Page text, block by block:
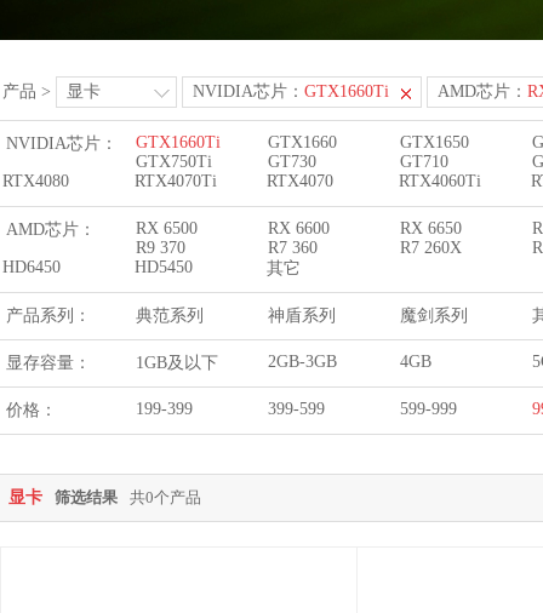
产品 > 显卡 NVIDIA芯片： GTX1660Ti AMD芯片：
NVIDIA芯片： GTX1660Ti GTX1660 GTX1650
GTX750Ti
GT730 GT710
RTX4080
RTX4070Ti RTX4070 RTX4060Ti
AMD芯片： RX 6500 RX 6600 RX 6650
R9 370
R7 360 R7 260X
HD6450
HD5450 其它
产品系列： 典范系列 神盾系列 魔剑系列
显存容量： 1GB及以下 2GB-3GB 4GB
价格： 199-399 399-599 599-999
显卡 筛选结果 共0个产品